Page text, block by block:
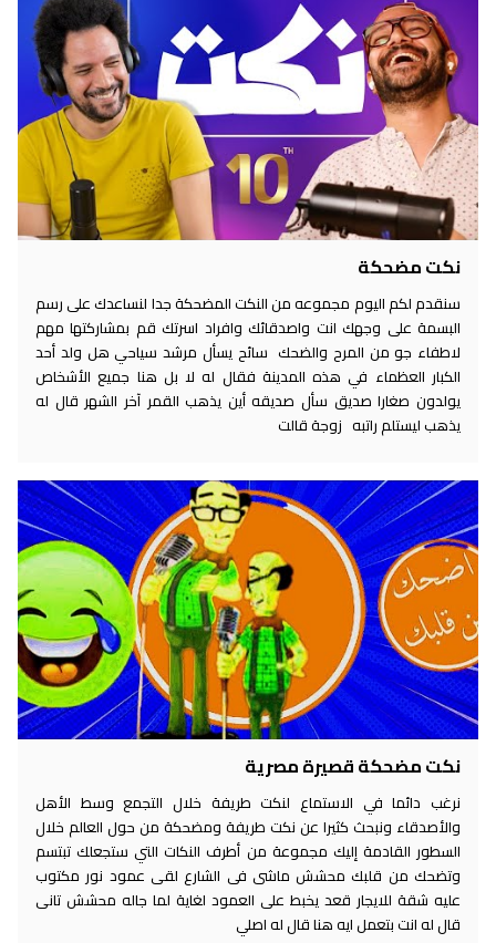
نكت مضحكة
سنقدم لكم اليوم مجموعه من النكت المضحكة جدا لنساعدك على رسم
البسمة على وجهك انت واصدقائك وافراد اسرتك قم بمشاركتها مهم
لاطفاء جو من المرح والضحك سائح يسأل مرشد سياحي هل ولد أحد
الكبار العظماء في هذه المدينة فقال له لا بل هنا جميع الأشخاص
يولدون صغارا صديق سأل صديقه أين يذهب القمر آخر الشهر قال له
يذهب ليستلم راتبه زوجة قالت
نكت مضحكة قصيرة مصرية
نرغب دائما في الاستماع لنكت طريفة خلال التجمع وسط الأهل
والأصدقاء ونبحث كثيرا عن نكت طريفة ومضحكة من حول العالم خلال
السطور القادمة إليك مجموعة من أطرف النكات التي ستجعلك تبتسم
وتضحك من قلبك محشش ماشى فى الشارع لقى عمود نور مكتوب
عليه شقة للايجار قعد يخبط على العمود لغاية لما جاله محشش تانى
قال له انت بتعمل ايه هنا قال له اصلي